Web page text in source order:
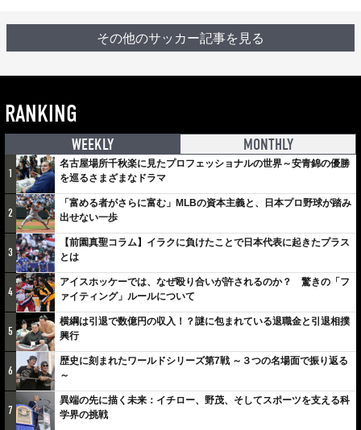
その他のサッカー記事を見る
RANKING
WEEKLY MONTHLY
1
名古屋場所千秋楽に見たプロフェッショナルの世界～安青錦の優勝
を巡るさまざまなドラマ
2
「富める者がさらに富む」MLBの資本主義と、日本プロ野球が踏み
出せない一歩
3
【前園真聖コラム】イラクに負けたことで日本代表に起きたプラス
とは
4
アイスホッケーでは、なぜ殴り合いが許されるのか？ 驚きの「フ
ァイティング」ルールについて
5
横綱は引退で数億円の収入！？謎に包まれている退職金と引退相撲
興行
6
歴史に刻まれたワールドシリーズ第7戦 ～３つの名場面で振り返る
～
7
異端の先に描く未来：イチロー、野茂、そしてスポーツを支える科
学界の挑戦